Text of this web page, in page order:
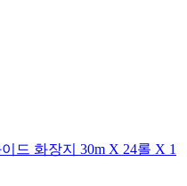
드 화장지 30m X 24롤 X 1